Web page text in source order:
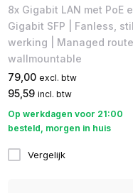
8x Gigabit LAN met PoE
Gigabit SFP | Fanless,
werking | ​Managed
wallmountable
79,00 excl. btw
95,59 incl. btw
Op werkdagen voor 21:00
besteld, morgen in huis
Vergelijk